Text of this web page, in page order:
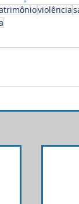
violência